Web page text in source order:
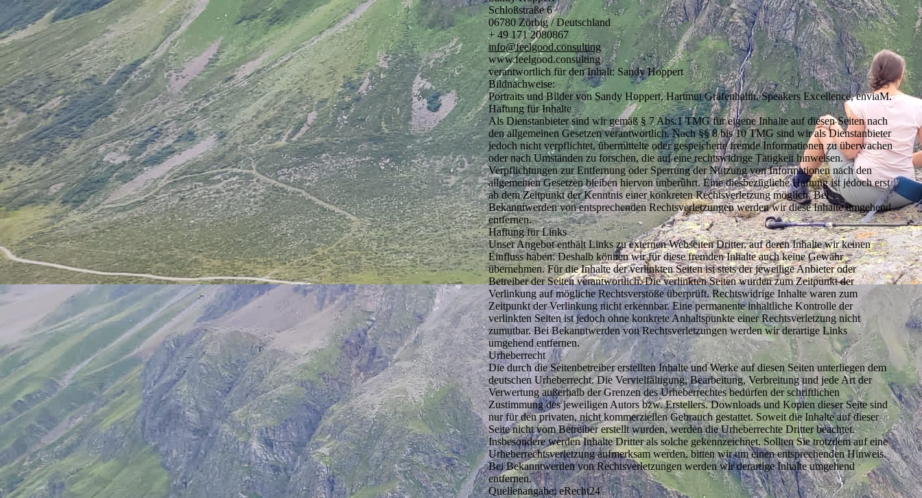
Schloßstraße 6
06780 Zörbig / Deutschland
+ 49 171 2080867
info@feelgood.consulting
www.feelgood.consulting
verantwortlich für den Inhalt: Sandy Hoppert
Bildnachweise:
Portraits und Bilder von Sandy Hoppert, Hartmut Gräfenhahn, Speakers Excellence, enviaM.
Haftung für Inhalte
Als Dienstanbieter sind wir gemäß § 7 Abs.1 TMG für eigene Inhalte auf diesen Seiten nach
den allgemeinen Gesetzen verantwortlich. Nach §§ 8 bis 10 TMG sind wir als Dienstanbieter
jedoch nicht verpflichtet, übermittelte oder gespeicherte fremde Informationen zu überwachen
oder nach Umständen zu forschen, die auf eine rechtswidrige Tätigkeit hinweisen.
Verpflichtungen zur Entfernung oder Sperrung der Nutzung von Informationen nach den
allgemeinen Gesetzen bleiben hiervon unberührt. Eine diesbezügliche Haftung ist jedoch erst
ab dem Zeitpunkt der Kenntnis einer konkreten Rechtsverletzung möglich. Bei
Bekanntwerden von entsprechenden Rechtsverletzungen werden wir diese Inhalte umgehend
entfernen.
Haftung für Links
Unser Angebot enthält Links zu externen Webseiten Dritter, auf deren Inhalte wir keinen
Einfluss haben. Deshalb können wir für diese fremden Inhalte auch keine Gewähr
übernehmen. Für die Inhalte der verlinkten Seiten ist stets der jeweilige Anbieter oder
Betreiber der Seiten verantwortlich. Die verlinkten Seiten wurden zum Zeitpunkt der
Verlinkung auf mögliche Rechtsverstöße überprüft. Rechtswidrige Inhalte waren zum
Zeitpunkt der Verlinkung nicht erkennbar. Eine permanente inhaltliche Kontrolle der
verlinkten Seiten ist jedoch ohne konkrete Anhaltspunkte einer Rechtsverletzung nicht
zumutbar. Bei Bekanntwerden von Rechtsverletzungen werden wir derartige Links
umgehend entfernen.
Urheberrecht
Die durch die Seitenbetreiber erstellten Inhalte und Werke auf diesen Seiten unterliegen dem
deutschen Urheberrecht. Die Vervielfältigung, Bearbeitung, Verbreitung und jede Art der
Verwertung außerhalb der Grenzen des Urheberrechtes bedürfen der schriftlichen
Zustimmung des jeweiligen Autors bzw. Erstellers. Downloads und Kopien dieser Seite sind
nur für den privaten, nicht kommerziellen Gebrauch gestattet. Soweit die Inhalte auf dieser
Seite nicht vom Betreiber erstellt wurden, werden die Urheberrechte Dritter beachtet.
Insbesondere werden Inhalte Dritter als solche gekennzeichnet. Sollten Sie trotzdem auf eine
Urheberrechtsverletzung aufmerksam werden, bitten wir um einen entsprechenden Hinweis.
Bei Bekanntwerden von Rechtsverletzungen werden wir derartige Inhalte umgehend
entfernen.
Quellenangabe: eRecht24